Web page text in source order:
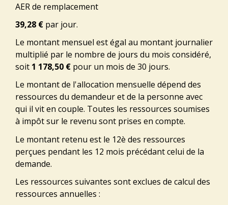
AER de remplacement
39,28 € par jour.
Le montant mensuel est égal au montant journalier
multiplié par le nombre de jours du mois considéré,
soit 1 178,50 € pour un mois de 30 jours.
Le montant de l'allocation mensuelle dépend des
ressources du demandeur et de la personne avec
qui il vit en couple. Toutes les ressources soumises
à impôt sur le revenu sont prises en compte.
Le montant retenu est le 12è des ressources
perçues pendant les 12 mois précédant celui de la
demande.
Les ressources suivantes sont exclues de calcul des
ressources annuelles :